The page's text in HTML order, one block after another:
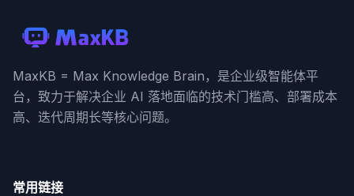
MaxKB = Max Knowledge Brain，是企业级智能体平
台，致力于解决企业 AI 落地面临的技术门槛高、部署成本
高、迭代周期长等核心问题。
常用链接